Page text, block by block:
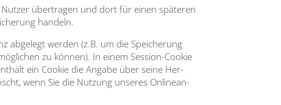
über­tra­gen und dort für einen spä­te­ren
han­deln.
abge­legt wer­den (z.B. um die Spei­che­rung
zu kön­nen). In einem Ses­si­on-Coo­kie
ein Coo­kie die Anga­be über sei­ne Her­
wenn Sie die Nut­zung unse­res Online­an­